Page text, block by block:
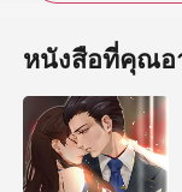
หนังสือที่คุณอ